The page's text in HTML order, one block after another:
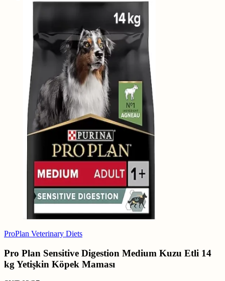
ProPlan Veterinary Diets
Pro Plan Sensitive Digestion Medium Kuzu Etli 14
kg Yetişkin Köpek Maması